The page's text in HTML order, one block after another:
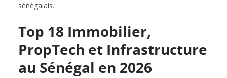
sénégalais.​
Top 18 Immobilier,
PropTech et Infrastructure
au Sénégal en 2026